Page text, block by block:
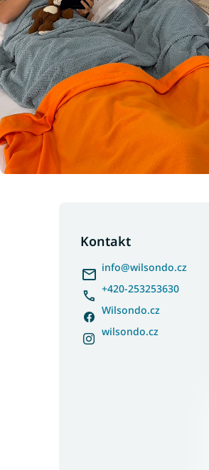
Kontakt
info@wilsondo.cz
+420-253253630
Wilsondo.cz
wilsondo.cz